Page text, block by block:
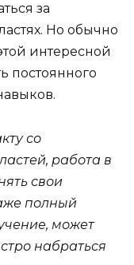
за
Но обычно
интересной
постоянного
со
работа в
свои
полный
может
набраться